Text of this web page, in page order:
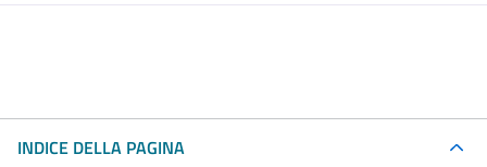
INDICE DELLA PAGINA